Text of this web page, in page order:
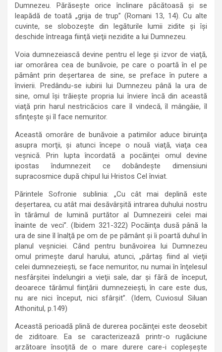
Dumnezeu. Părăseşte orice înclinare păcătoasă şi se
leapădă de toată „grija de trup” (Romani 13, 14). Cu alte
cuvinte, se slobozeşte din legăturile lumii zidite şi îşi
deschide întreaga fiinţă vieţii nezidite a lui Dumnezeu.
Voia dumnezeiască devine pentru el lege şi izvor de viaţă,
iar omorârea cea de bunăvoie, pe care o poartă în el pe
pământ prin deşertarea de sine, se preface în putere a
învierii. Predându-se iubirii lui Dumnezeu până la ura de
sine, omul îşi trăieşte propria lui înviere încă din această
viaţă prin harul nestricăcios care îl vindecă, îl mângâie, îl
sfinţeşte şi îl face nemuritor.
Această omorâre de bunăvoie a patimilor aduce biruinţa
asupra morţii, şi atunci începe o nouă viaţă, viaţa cea
veşnică. Prin lupta încordată a pocăinţei omul devine
ipostas îndumnezeit ce dobândeşte dimensiuni
supracosmice după chipul lui Hristos Cel înviat.
Părintele Sofronie sublinia: „Cu cât mai deplină este
deşertarea, cu atât mai desăvârşită intrarea duhului nostru
în tărâmul de lumină purtător al Dumnezeirii celei mai
înainte de veci”. (Ibidem 321-322) Pocăinţa dusă până la
ura de sine îl înalţă pe om de pe pământ şi îi poartă duhul în
planul veşniciei. Când pentru bunăvoirea lui Dumnezeu
omul primeşte darul harului, atunci, „părtaş fiind al vieţii
celei dumnezeieşti, se face nemuritor, nu numai în înţelesul
nesfârşitei îndelungiri a vieţii sale, dar şi fără de început,
deoarece tărâmul fiinţării dumnezeieşti, în care este dus,
nu are nici început, nici sfârşit”. (Idem, Cuviosul Siluan
Athonitul, p.149)
Această perioadă plină de durerea pocăinţei este deosebit
de ziditoare. Ea se caracterizează printr-o rugăciune
arzătoare însoţită de o mare durere care-i copleşeşte